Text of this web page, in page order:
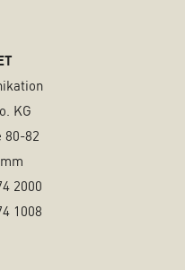
KG
80-82
2000
1008